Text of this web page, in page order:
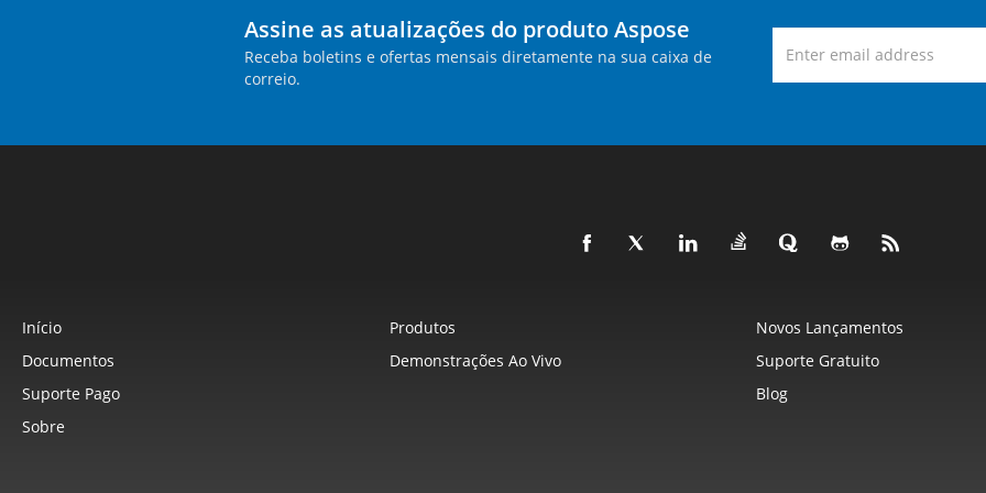
Assine as atualizações do produto Aspose
Receba boletins e ofertas mensais diretamente na sua caixa de
correio.
Início Produtos Novos Lançamentos
Documentos
Demonstrações Ao Vivo Suporte Gratuito
Suporte Pago
Blog
Sobre